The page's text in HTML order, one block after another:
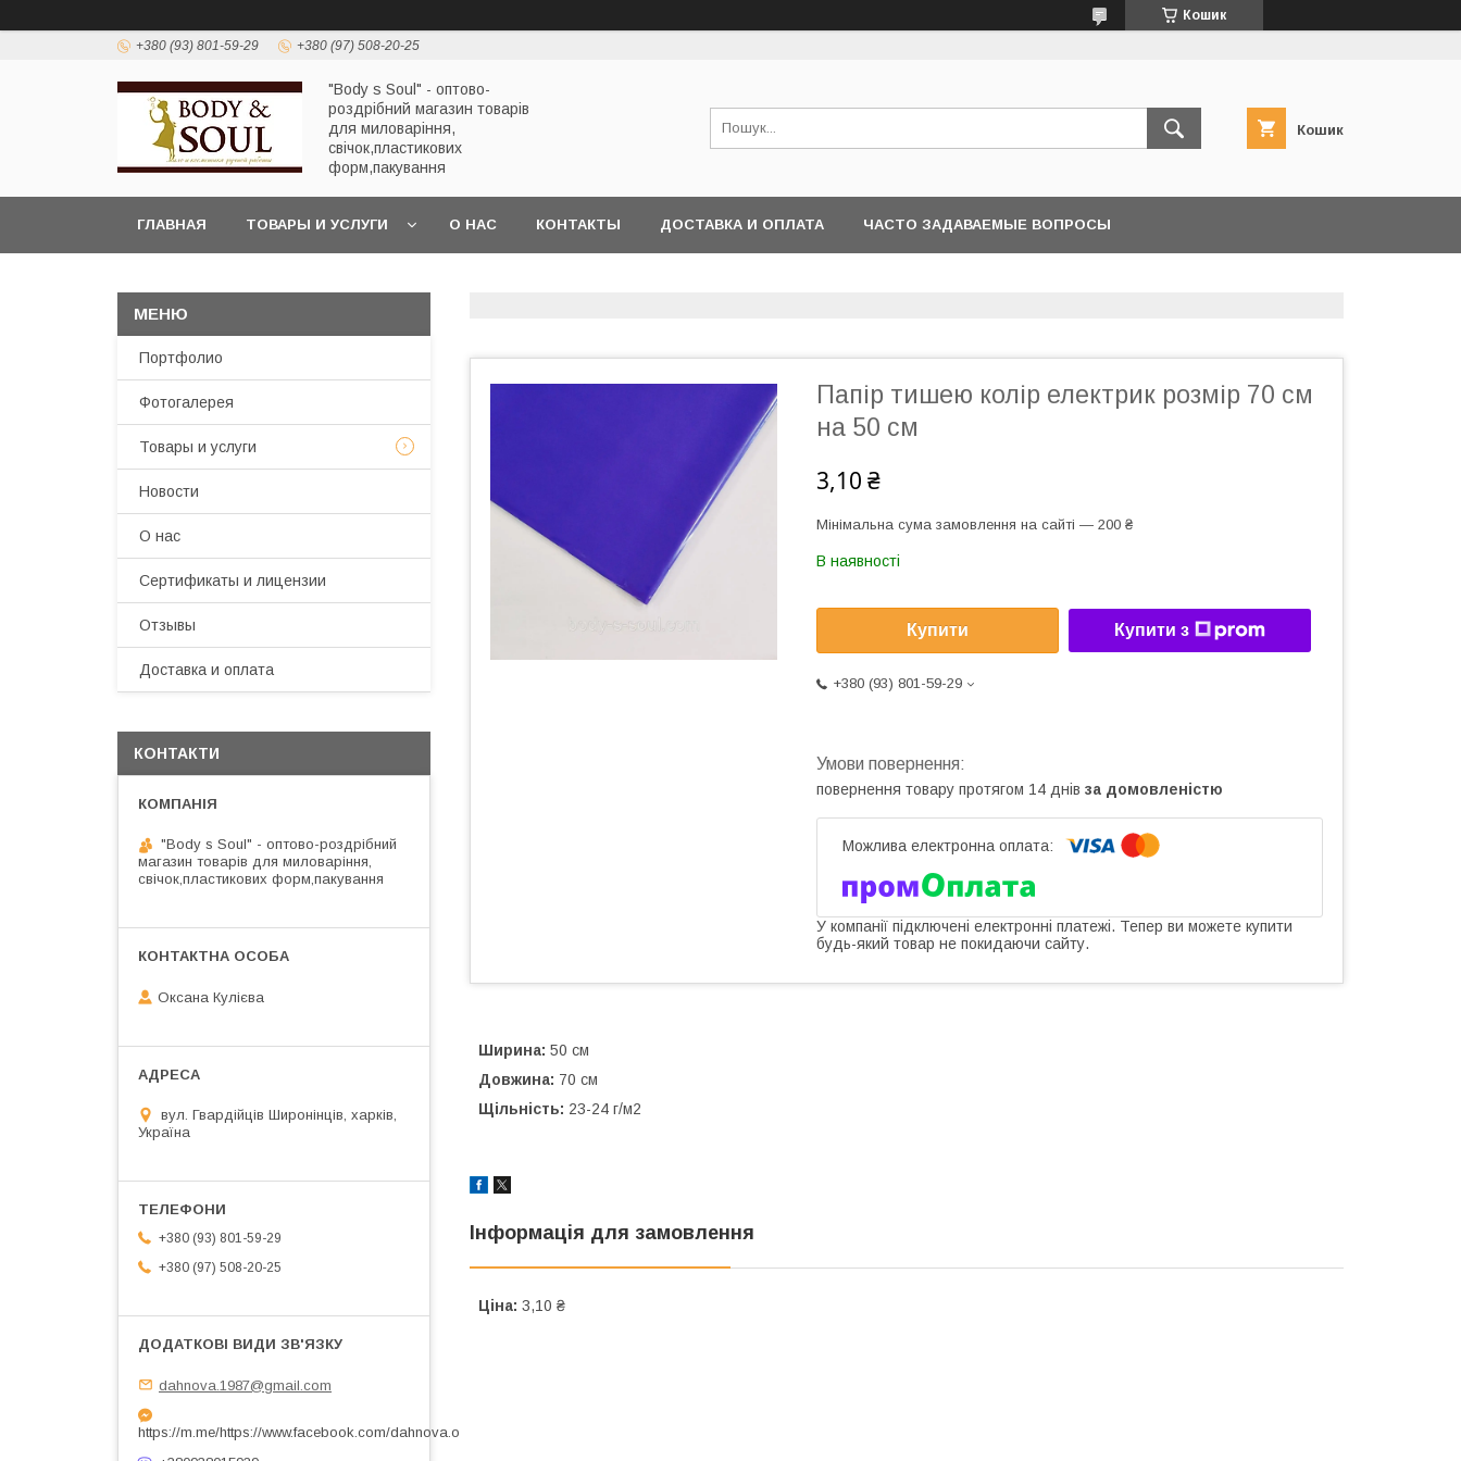
Кошик
+380 (93) 801-59-29 +380 (97) 508-20-25
"Body s Soul" - оптово-
роздрібний магазин товарів
для миловаріння,
свічок,пластикових
форм,пакування
Кошик
ГЛАВНАЯ ТОВАРЫ И УСЛУГИ О НАС КОНТАКТЫ ДОСТАВКА И ОПЛАТА ЧАСТО ЗАДАВАЕМЫЕ ВОПРОСЫ
Папір тишею колір електрик розмір 70 см
на 50 см
3,10 ₴
Мінімальна сума замовлення на сайті — 200 ₴
В наявності
Купити Купити з
+380 (93) 801-59-29
повернення товару протягом 14 днів за домовленістю
У компанії підключені електронні платежі. Тепер ви можете купити
будь-який товар не покидаючи сайту.
Ширина: 50 см
Довжина: 70 см
Щільність: 23-24 г/м2
Інформація для замовлення
Ціна: 3,10 ₴
Портфолио
Фотогалерея
Товары и услуги
Новости
О нас
Сертификаты и лицензии
Отзывы
Доставка и оплата
КОНТАКТИ
"Body s Soul" - оптово-роздрібний
магазин товарів для миловаріння,
свічок,пластикових форм,пакування
Оксана Кулієва
вул. Гвардійців Широнінців, харків,
Україна
+380 (93) 801-59-29
+380 (97) 508-20-25
dahnova.1987@gmail.com
https://m.me/https://www.facebook.com/dahnova.o